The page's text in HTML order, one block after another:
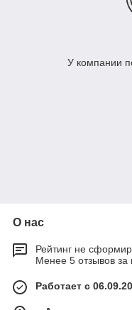
У компании
О нас
Рейтинг не
Менее 5 отзывов за
Работает с